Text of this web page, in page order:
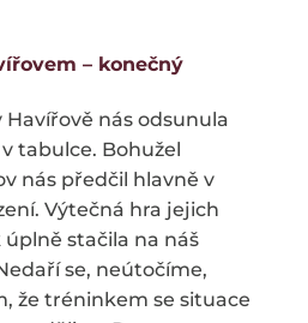
– konečný
Havířově nás odsunula
tabulce. Bohužel
nás předčil hlavně v
Výtečná hra jejich
stačila na náš
se, neútočíme,
že tréninkem se situace